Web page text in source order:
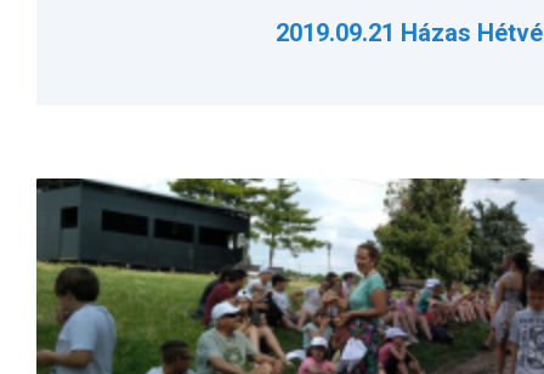
2019.09.21 Házas